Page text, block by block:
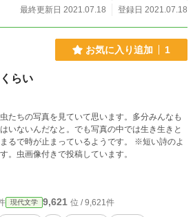
最終更新日 2021.07.18
登録日 2021.07.18
お気に入り追加 1
らい
たちの写真を見ていて思います。多分みんなも
いないんだなと。でも写真の中では生き生きと
で時が止まっているようです。 ※短い詩のよ
。虫画像付きで投稿しています。
現代文学 9,621 位 / 9,621件